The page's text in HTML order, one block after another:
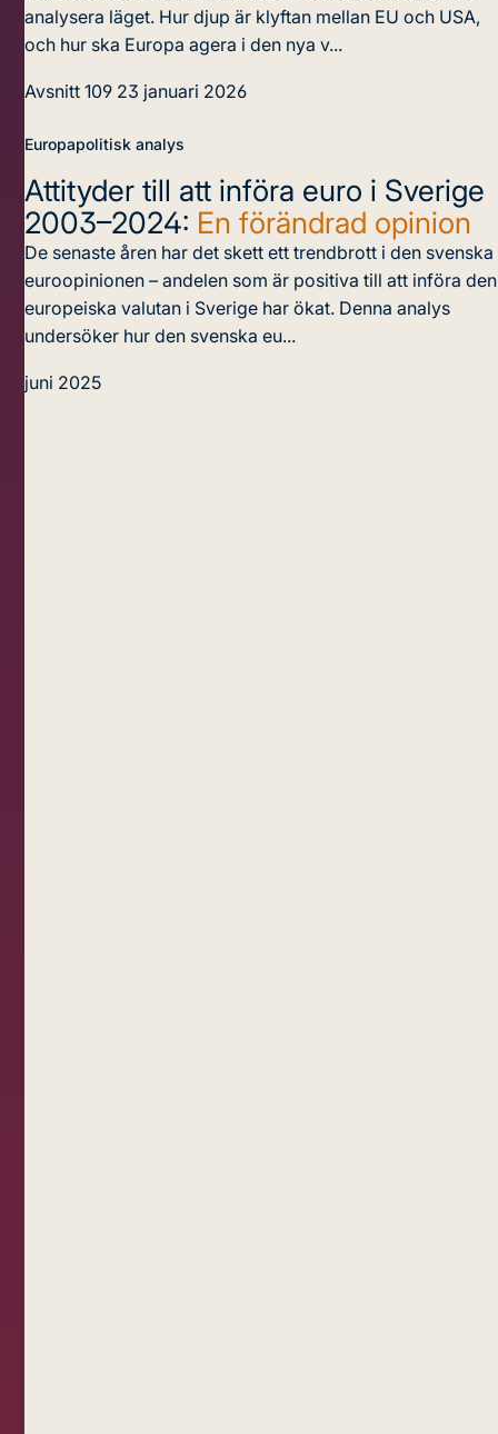
analysera läget. Hur djup är klyftan mellan EU och USA,
och hur ska Europa agera i den nya v...
Avsnitt 109 23 januari 2026
Europapolitisk analys
Attityder till att införa euro i Sverige
2003–2024: En förändrad opinion
De senaste åren har det skett ett trendbrott i den svenska
euroopinionen – andelen som är positiva till att införa den
europeiska valutan i Sverige har ökat. Denna analys
undersöker hur den svenska eu...
juni 2025